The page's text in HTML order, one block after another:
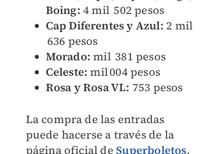
Boing: 4 mil 502 pesos
Cap Diferentes y Azul: 2 mil
636 pesos
Morado: mil 381 pesos
Celeste:mil 004 pesos
Rosa y Rosa VL: 753 pesos
La compra de las entradas
puede hacerse a través de la
página oficial de Superboletos.